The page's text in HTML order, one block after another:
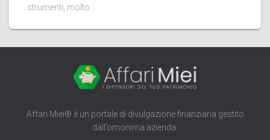
strumenti, molto...
Affari Miei® è un portale di divulgazione finanziaria gestito
dall’omonima azienda.